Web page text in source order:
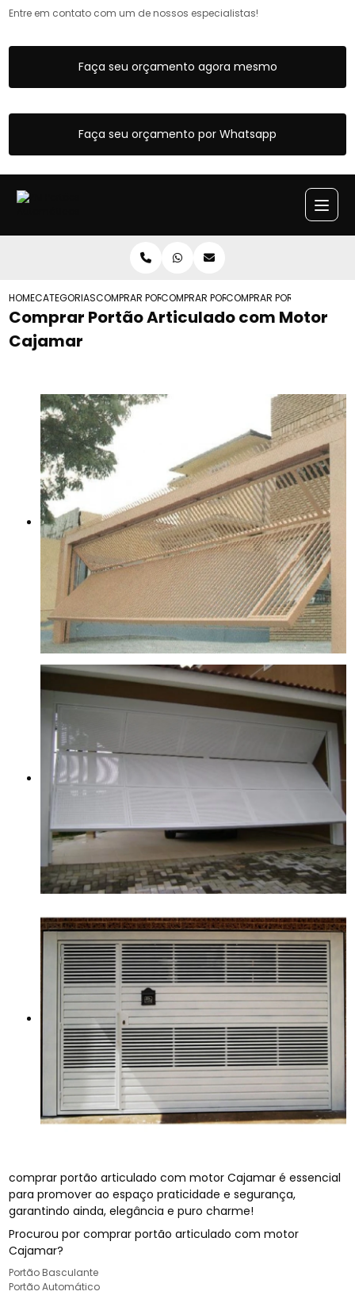
Entre em contato com um de nossos especialistas!
Faça seu orçamento agora mesmo
Faça seu orçamento por Whatsapp
HOMECATEGORIASCOMPRAR PORTOES ARTICULADOS
COMPRAR PORTAO ARTICULADO COM
COMPRAR PORTAO
Comprar Portão Articulado com Motor
Cajamar
comprar portão articulado com motor Cajamar é essencial
para promover ao espaço praticidade e segurança,
garantindo ainda, elegância e puro charme!
Procurou por comprar portão articulado com motor
Cajamar?
Portão Basculante
Portão Automático